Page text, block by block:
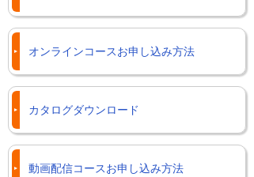
オンラインコースお申し込み方法
カタログダウンロード
動画配信コースお申し込み方法